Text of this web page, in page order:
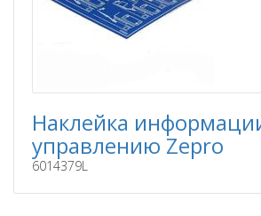
Наклейка
управлению Zepro
6014379L